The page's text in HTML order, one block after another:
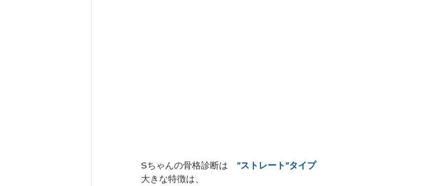
Sちゃんの骨格診断は ”ストレート”タイプ
大きな特徴は、